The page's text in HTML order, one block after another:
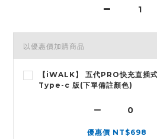
以優惠價加購商品
【iWALK】 五代PRO快充直插
Type-c 版(下單備註顏色)
優惠價 NT$698